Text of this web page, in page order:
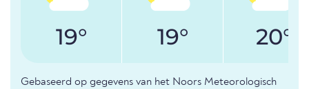
19° 19° 20°
Gebaseerd op gegevens van het Noors Meteorologisch